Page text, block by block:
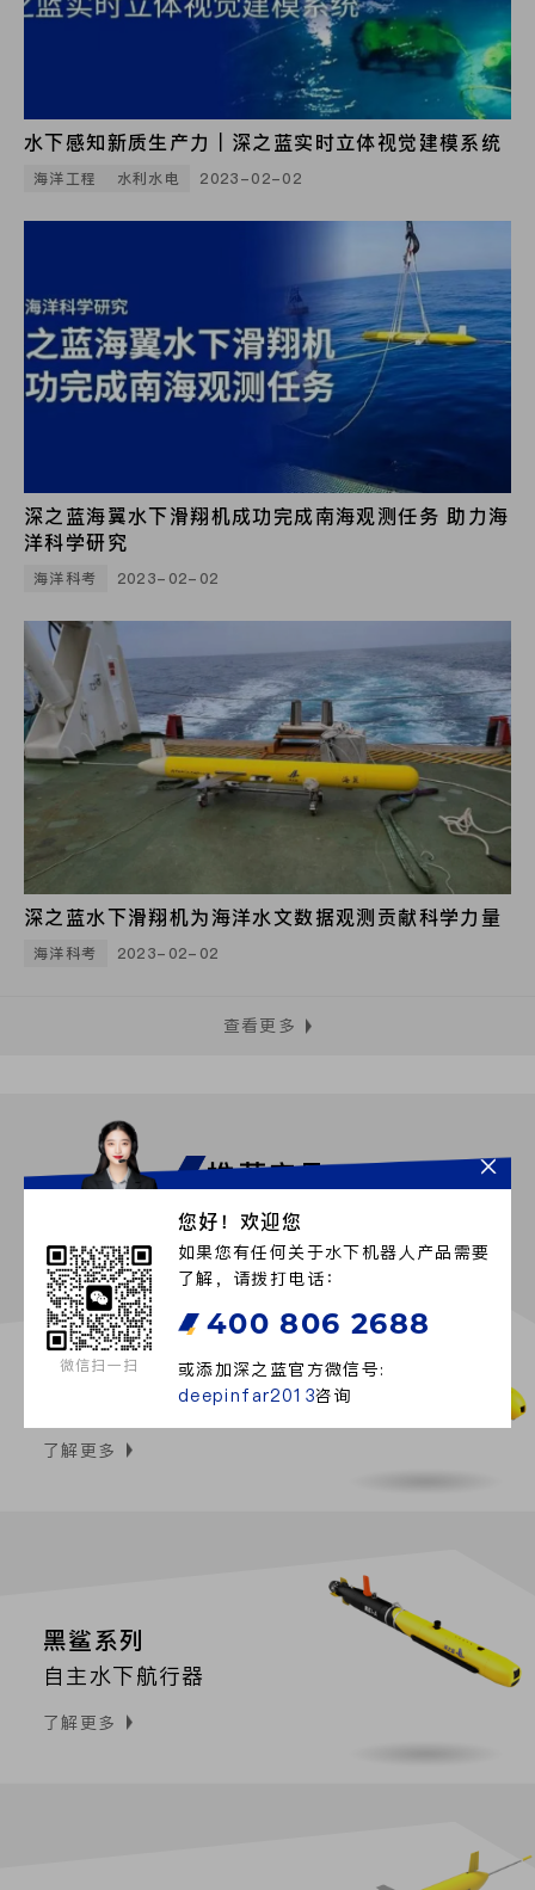
水下感知新质生产力｜深之蓝实时立体视觉建模系统
海洋工程 水利水电 2023-02-02
深之蓝海翼水下滑翔机成功完成南海观测任务 助力海
洋科学研究
海洋科考 2023-02-02
深之蓝水下滑翔机为海洋水文数据观测贡献科学力量
海洋科考 2023-02-02
查看更多
推荐产品
橙鲨系列
自主水下航行器AUV
了解更多
黑鲨系列
自主水下航行器
了解更多
微信扫一扫
您好！欢迎您
如果您有任何关于水下机器人产品需要
了解，请拨打电话：
400 806 2688
或添加深之蓝官方微信号:
deepinfar2013咨询